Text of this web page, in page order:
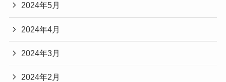
2024年5月
2024年4月
2024年3月
2024年2月